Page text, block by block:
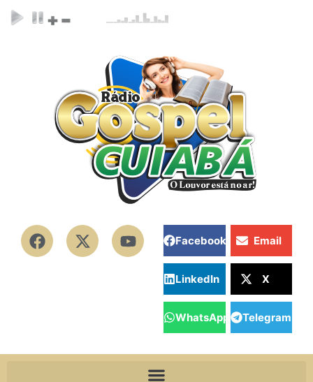
Facebook Email
LinkedIn X
WhatsApp Telegram